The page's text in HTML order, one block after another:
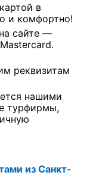
в
и комфортно!
сайте —
реквизитам
нашими
турфирмы,
из Санкт-